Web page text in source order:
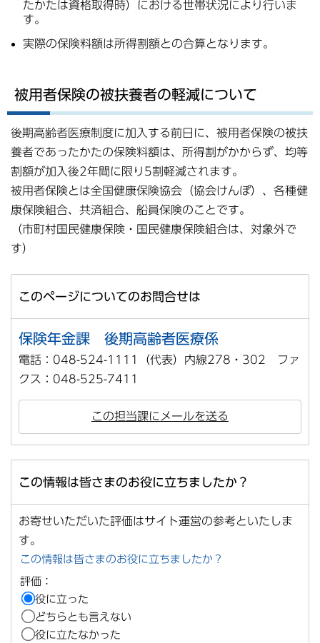
たかたは資格取得時）における世帯状況により行いま
す。
実際の保険料額は所得割額との合算となります。
被用者保険の被扶養者の軽減について
後期高齢者医療制度に加入する前日に、被用者保険の被扶
養者であったかたの保険料額は、所得割がかからず、均等
割額が加入後2年間に限り5割軽減されます。
被用者保険とは全国健康保険協会（協会けんぽ）、各種健
康保険組合、共済組合、船員保険のことです。
（市町村国民健康保険・国民健康保険組合は、対象外で
す）
このページについてのお問合せは
保険年金課 後期高齢者医療係
電話：048-524-1111（代表）内線278・302 ファ
クス：048-525-7411
この担当課にメールを送る
この情報は皆さまのお役に立ちましたか？
お寄せいただいた評価はサイト運営の参考といたしま
す。
この情報は皆さまのお役に立ちましたか？
評価：
役に立った
どちらとも言えない
役に立たなかった